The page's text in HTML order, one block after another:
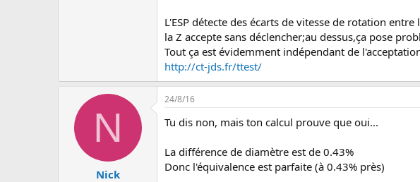
L'ESP détecte des écarts de vitesse de rotation
la Z accepte sans déclencher;au dessus,ça pose
Tout ça est évidemment indépendant de
http://ct-jds.fr/ttest/
N
Nick
24/8/16
Tu dis non, mais ton calcul prouve que oui...
La différence de diamètre est de 0.43%
Donc l'équivalence est parfaite (à 0.43% près)